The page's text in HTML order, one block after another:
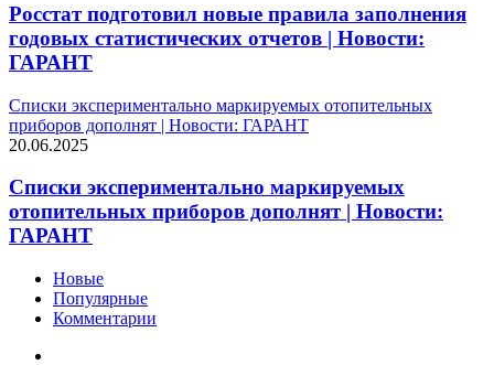
Росстат подготовил новые правила заполнения
годовых статистических отчетов | Новости:
ГАРАНТ
Списки экспериментально маркируемых отопительных
приборов дополнят | Новости: ГАРАНТ
20.06.2025
Списки экспериментально маркируемых
отопительных приборов дополнят | Новости:
ГАРАНТ
Новые
Популярные
Комментарии